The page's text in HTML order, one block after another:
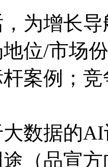
为增长导
位/市场
案例；
数据的
（品宣